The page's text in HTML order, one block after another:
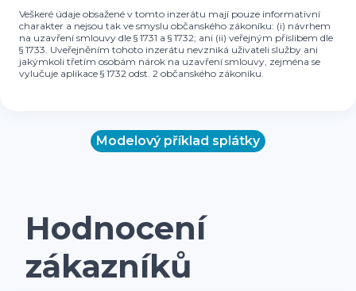
Veškeré údaje obsažené v tomto inzerátu mají pouze informativní
charakter a nejsou tak ve smyslu občanského zákoníku: (i) návrhem
na uzavření smlouvy dle § 1731 a § 1732; ani (ii) veřejným příslibem dle
§ 1733. Uveřejněním tohoto inzerátu nevzniká uživateli služby ani
jakýmkoli třetím osobám nárok na uzavření smlouvy, zejména se
vylučuje aplikace § 1732 odst. 2 občanského zákoníku.
Modelový příklad splátky
Hodnocení
zákazníků